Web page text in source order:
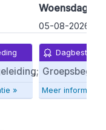
Woensdag
05-08-2026
naar de markt
krant lezen,
» Meer informatie